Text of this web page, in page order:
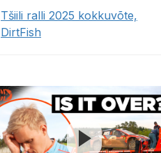
Tšiili ralli 2025 kokkuvõte,
DirtFish